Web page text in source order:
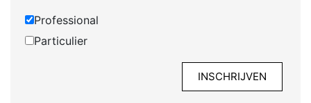
Professional
Particulier